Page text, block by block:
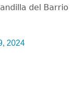
del Barrio
2024